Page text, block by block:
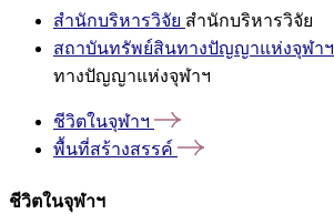
สำนักบริหารวิจัย สำนักบริหารวิจัย
สถาบันทรัพย์สินทางปัญญาแห่งจุฬาฯ
ทางปัญญาแห่งจุฬาฯ
ชีวิตในจุฬาฯ
พื้นที่สร้างสรรค์
ชีวิตในจุฬาฯ